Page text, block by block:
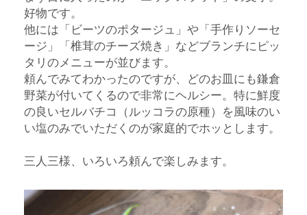
好物です。
他には「ビーツのポタージュ」や「手作りソーセ
ージ」「椎茸のチーズ焼き」などブランチにピッ
タリのメニューが並びます。
頼んでみてわかったのですが、どのお皿にも鎌倉
野菜が付いてくるので非常にヘルシー。特に鮮度
の良いセルバチコ（ルッコラの原種）を風味のい
い塩のみでいただくのが家庭的でホッとします。
三人三様、いろいろ頼んで楽しみます。